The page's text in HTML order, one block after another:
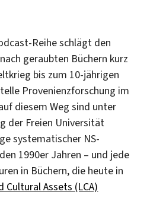
Reihe schlägt den
geraubten Büchern kurz
bis zum 10-jährigen
Provenienzforschung im
diesem Weg sind unter
der Freien Universität
systematischer NS-
1990er Jahren – und jede
in Büchern, die heute in
Cultural Assets (LCA)